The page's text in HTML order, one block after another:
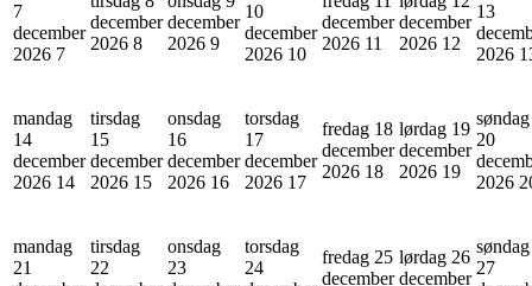
7
december
2026 7
december
2026 8
december
2026 9
10
december
2026 10
december
2026 11
december
2026 12
13
2026
mandag
14
december
2026 14
tirsdag
15
december
2026 15
onsdag
16
december
2026 16
torsdag
17
december
2026 17
fredag 18
december
2026 18
lørdag 19
december
2026 19
søndag
20
2026
mandag
21
tirsdag
22
onsdag
23
torsdag
24
fredag 25
december
lørdag 26
december
søndag
27